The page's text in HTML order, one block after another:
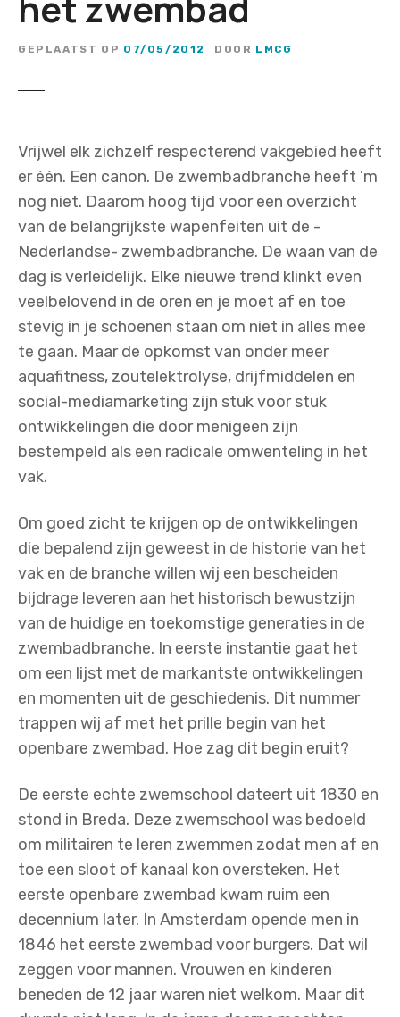
GEPLAATST OP 07/05/2012 DOOR LMCG
Vrijwel elk zichzelf respecterend vakgebied heeft
er één. Een canon. De zwembadbranche heeft ’m
nog niet. Daarom hoog tijd voor een overzicht
van de belangrijkste wapenfeiten uit de -
Nederlandse- zwembadbranche. De waan van de
dag is verleidelijk. Elke nieuwe trend klinkt even
veelbelovend in de oren en je moet af en toe
stevig in je schoenen staan om niet in alles mee
te gaan. Maar de opkomst van onder meer
aquafitness, zoutelektrolyse, drijfmiddelen en
social-mediamarketing zijn stuk voor stuk
ontwikkelingen die door menigeen zijn
bestempeld als een radicale omwenteling in het
vak.
Om goed zicht te krijgen op de ontwikkelingen
die bepalend zijn geweest in de historie van het
vak en de branche willen wij een bescheiden
bijdrage leveren aan het historisch bewustzijn
van de huidige en toekomstige generaties in de
zwembadbranche. In eerste instantie gaat het
om een lijst met de markantste ontwikkelingen
en momenten uit de geschiedenis. Dit nummer
trappen wij af met het prille begin van het
openbare zwembad. Hoe zag dit begin eruit?
De eerste echte zwemschool dateert uit 1830 en
stond in Breda. Deze zwemschool was bedoeld
om militairen te leren zwemmen zodat men af en
toe een sloot of kanaal kon oversteken. Het
eerste openbare zwembad kwam ruim een
decennium later. In Amsterdam opende men in
1846 het eerste zwembad voor burgers. Dat wil
zeggen voor mannen. Vrouwen en kinderen
beneden de 12 jaar waren niet welkom. Maar dit